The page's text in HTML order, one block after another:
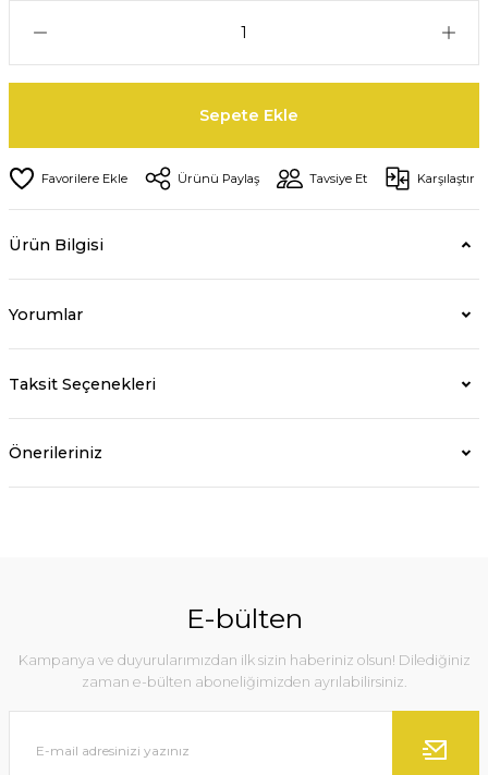
Sepete Ekle
Ürünü Paylaş Tavsiye Et Karşılaştır
Ürün Bilgisi
Yorumlar
Taksit Seçenekleri
Önerileriniz
E-bülten
Kampanya ve duyurularımızdan ilk sizin haberiniz olsun! Dilediğiniz
zaman e-bülten aboneliğimizden ayrılabilirsiniz.